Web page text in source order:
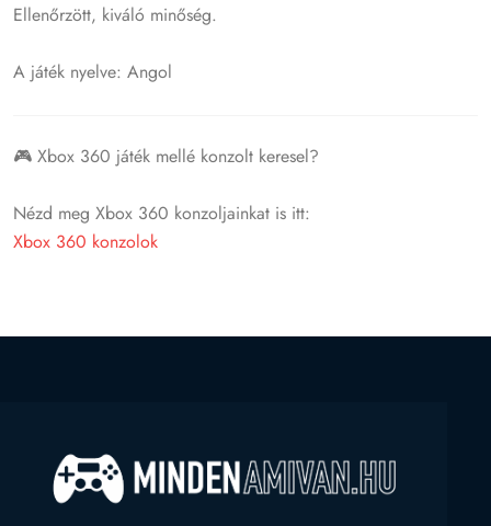
Ellenőrzött, kiváló minőség.
A játék nyelve: Angol
🎮 Xbox 360 játék mellé konzolt keresel?
Nézd meg Xbox 360 konzoljainkat is itt:
Xbox 360 konzolok